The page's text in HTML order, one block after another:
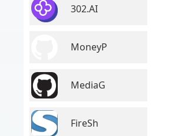
302.AI
MoneyP
MediaG
FireSh